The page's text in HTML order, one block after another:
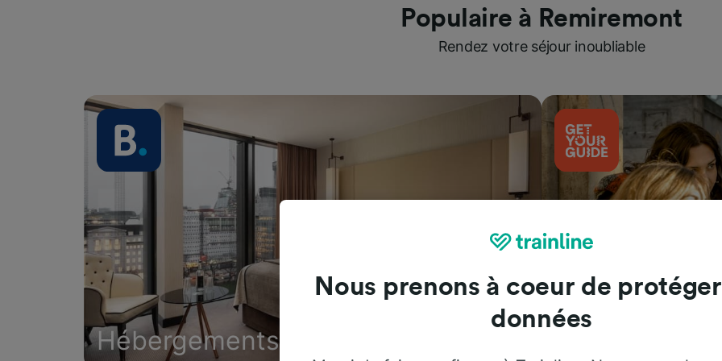
Populaire à Remiremont
Rendez votre séjour inoubliable
Hébergements
Nous prenons à coeur de
données